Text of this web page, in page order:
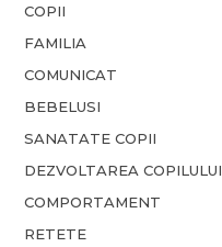
COPII
FAMILIA
COMUNICAT
BEBELUSI
SANATATE COPII
DEZVOLTAREA COPILULUI
COMPORTAMENT
RETETE